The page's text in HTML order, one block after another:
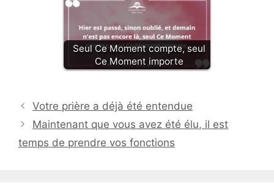
Seul Ce Moment compte, seul
Ce Moment importe
Votre prière a déjà été entendue
Maintenant que vous avez été élu, il est
temps de prendre vos fonctions